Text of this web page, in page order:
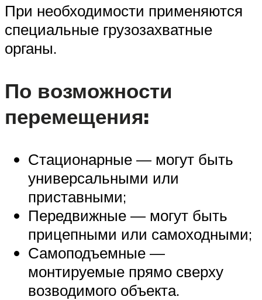
При необходимости применяются
специальные грузозахватные
органы.
По возможности
перемещения:
Стационарные — могут быть
универсальными или
приставными;
Передвижные — могут быть
прицепными или самоходными;
Самоподъемные —
монтируемые прямо сверху
возводимого объекта.